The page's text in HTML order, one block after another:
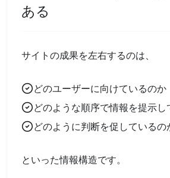
ある
サイトの成果を左右するのは、
どのユーザーに向けているのか
どのような順序で情報を提示し
どのように判断を促しているの
といった情報構造です。